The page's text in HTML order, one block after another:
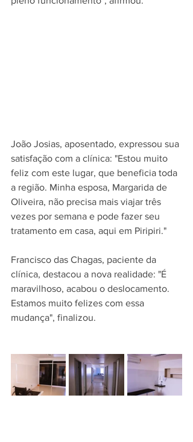
João Josias, aposentado, expressou sua
satisfação com a clínica: "Estou muito
feliz com este lugar, que beneficia toda
a região. Minha esposa, Margarida de
Oliveira, não precisa mais viajar três
vezes por semana e pode fazer seu
tratamento em casa, aqui em Piripiri."
Francisco das Chagas, paciente da
clínica, destacou a nova realidade: "É
maravilhoso, acabou o deslocamento.
Estamos muito felizes com essa
mudança", finalizou.